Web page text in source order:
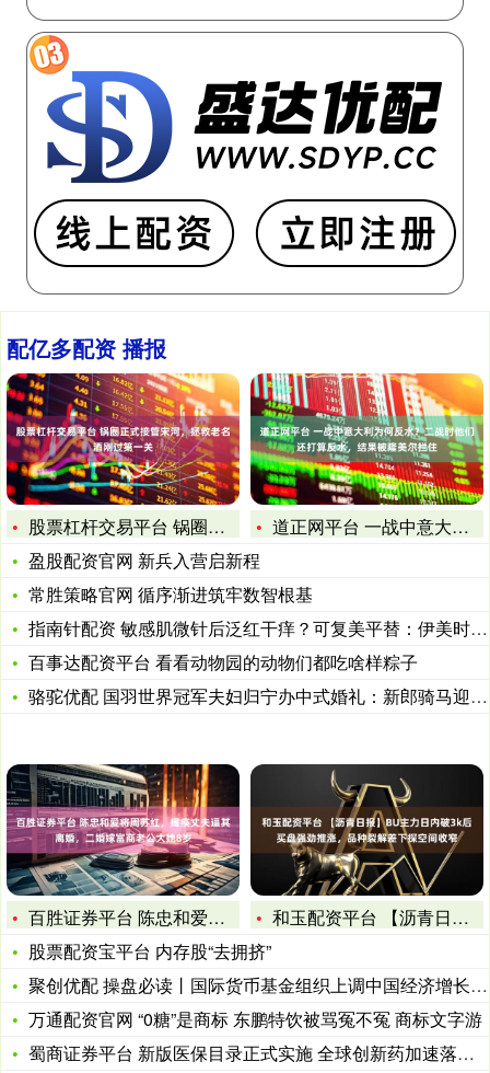
配亿多配资 播报
股票杠杆交易平台 锅圈正式接管宋河，拯救老名酒刚过第一关
道正网平台 一战中意大利为何反水？二战时他们还打算反水，结果
盈股配资官网 新兵入营启新程
常胜策略官网 循序渐进筑牢数智根基
指南针配资 敏感肌微针后泛红干痒？可复美平替：伊美时代重组胶
百事达配资平台 看看动物园的动物们都吃啥样粽子
骆驼优配 国羽世界冠军夫妇归宁办中式婚礼：新郎骑马迎亲，新娘
百胜证券平台 陈忠和爱将周苏红，瘫痪丈夫逼其离婚，二婚嫁富商
和玉配资平台 【沥青日报】BU主力日内破3k后买盘强劲推涨，
股票配资宝平台 内存股“去拥挤”
聚创优配 操盘必读丨国际货币基金组织上调中国经济增长预期；前
万通配资官网 “0糖”是商标 东鹏特饮被骂冤不冤 商标文字游
蜀商证券平台 新版医保目录正式实施 全球创新药加速落地中国